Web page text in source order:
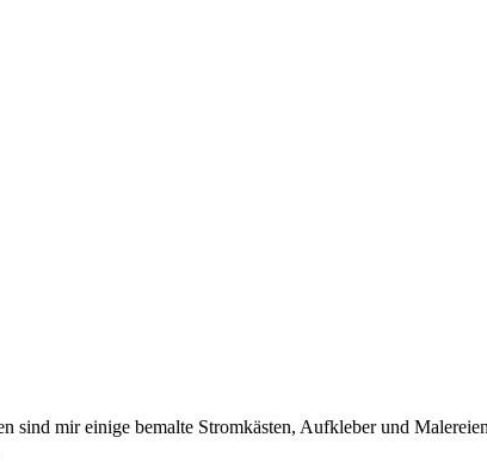
sind mir einige bemalte Stromkästen, Aufkleber und